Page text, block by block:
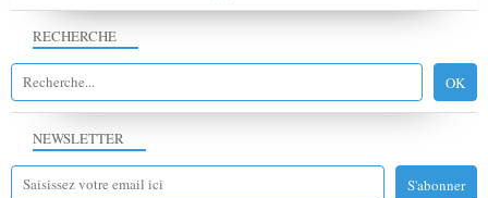
NEWSLETTER
RECHERCHE